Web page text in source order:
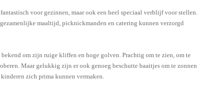
voor gezinnen, maar ook een heel speciaal verblijf voor stellen.
maaltijd, picknickmanden en catering kunnen verzorgd
om zijn ruige kliffen en hoge golven. Prachtig om te zien, om te
Maar gelukkig zijn er ook genoeg beschutte baaitjes om te zonnen
zich prima kunnen vermaken.